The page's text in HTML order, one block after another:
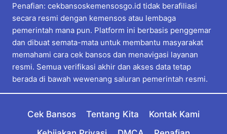
Penafian: cekbansoskemensosgo.id tidak berafiliasi
secara resmi dengan kemensos atau lembaga
pemerintah mana pun. Platform ini berbasis penggemar
dan dibuat semata-mata untuk membantu masyarakat
memahami cara cek bansos dan menavigasi layanan
resmi. Semua verifikasi akhir dan akses data tetap
berada di bawah wewenang saluran pemerintah resmi.
Cek Bansos Tentang Kita
Kontak Kami